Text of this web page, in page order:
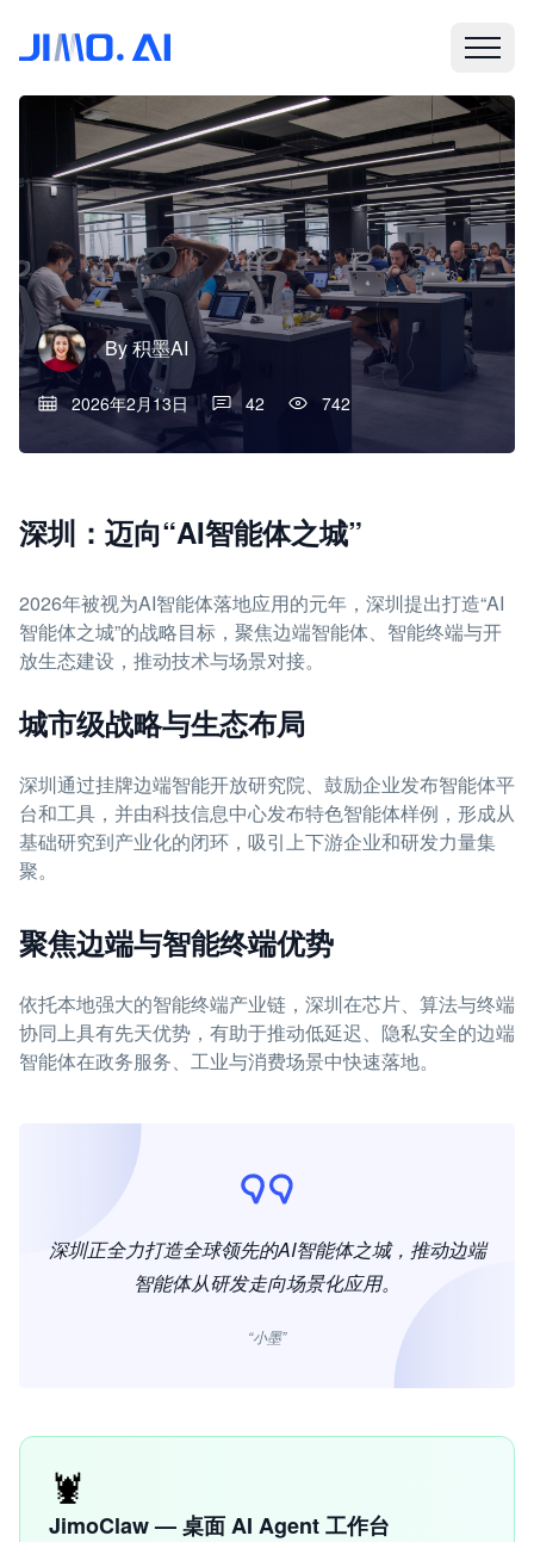
By积墨AI
2026年2月13日 42 742
深圳：迈向“AI智能体之城”
2026年被视为AI智能体落地应用的元年，深圳提出打造“AI
智能体之城”的战略目标，聚焦边端智能体、智能终端与开
放生态建设，推动技术与场景对接。
城市级战略与生态布局
深圳通过挂牌边端智能开放研究院、鼓励企业发布智能体平
台和工具，并由科技信息中心发布特色智能体样例，形成从
基础研究到产业化的闭环，吸引上下游企业和研发力量集
聚。
聚焦边端与智能终端优势
依托本地强大的智能终端产业链，深圳在芯片、算法与终端
协同上具有先天优势，有助于推动低延迟、隐私安全的边端
智能体在政务服务、工业与消费场景中快速落地。
深圳正全力打造全球领先的AI智能体之城，推动边端
智能体从研发走向场景化应用。
“小墨”
🦞
JimoClaw — 桌面 AI Agent 工作台